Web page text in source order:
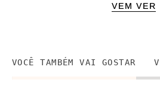
VEM VER
VOCÊ TAMBÉM VAI GOSTAR